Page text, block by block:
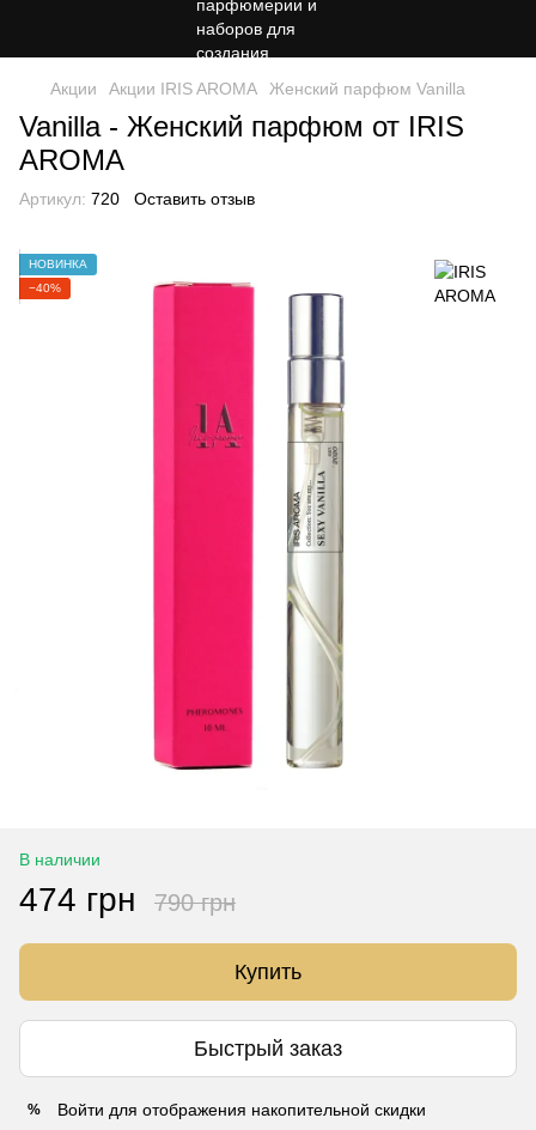
Акции Акции IRIS AROMA Женский парфюм Vanilla
Vanilla - Женский парфюм от IRIS
AROMA
Артикул: 720 Оставить отзыв
НОВИНКА
−40%
В наличии
474 грн 790 грн
Купить
Быстрый заказ
% Войти для отображения накопительной скидки